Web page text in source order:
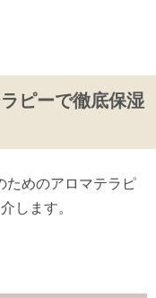
ピーで徹底保湿
ためのアロマテラピ
します。